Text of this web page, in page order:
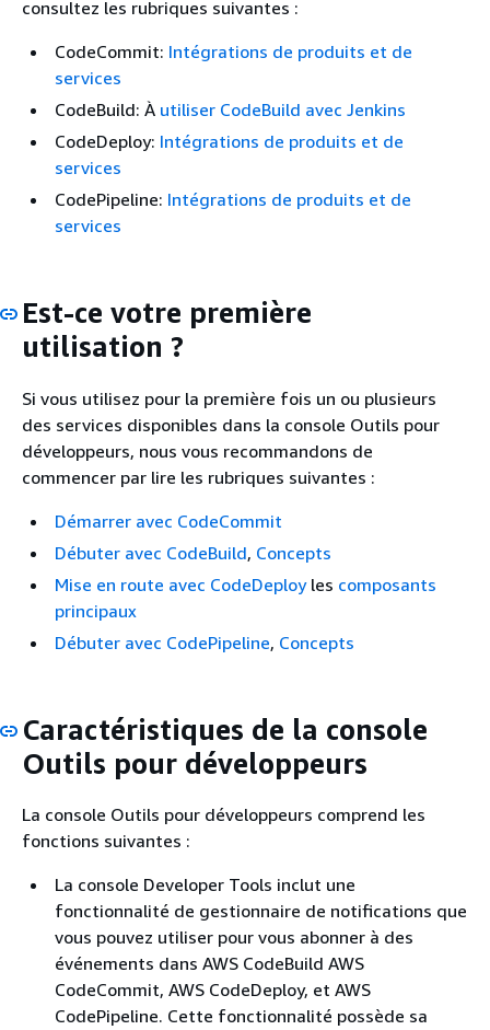
consultez les rubriques suivantes :
CodeCommit: Intégrations de produits et de
services
CodeBuild: À utiliser CodeBuild avec Jenkins
CodeDeploy: Intégrations de produits et de
services
CodePipeline: Intégrations de produits et de
services
Est-ce votre première
utilisation ?
Si vous utilisez pour la première fois un ou plusieurs
des services disponibles dans la console Outils pour
développeurs, nous vous recommandons de
commencer par lire les rubriques suivantes :
Démarrer avec CodeCommit
Débuter avec CodeBuild, Concepts
Mise en route avec CodeDeployles composants
principaux
Débuter avec CodePipeline, Concepts
Caractéristiques de la console
Outils pour développeurs
La console Outils pour développeurs comprend les
fonctions suivantes :
La console Developer Tools inclut une
fonctionnalité de gestionnaire de notifications que
vous pouvez utiliser pour vous abonner à des
événements dans AWS CodeBuild AWS
CodeCommit, AWS CodeDeploy, et AWS
CodePipeline. Cette fonctionnalité possède sa